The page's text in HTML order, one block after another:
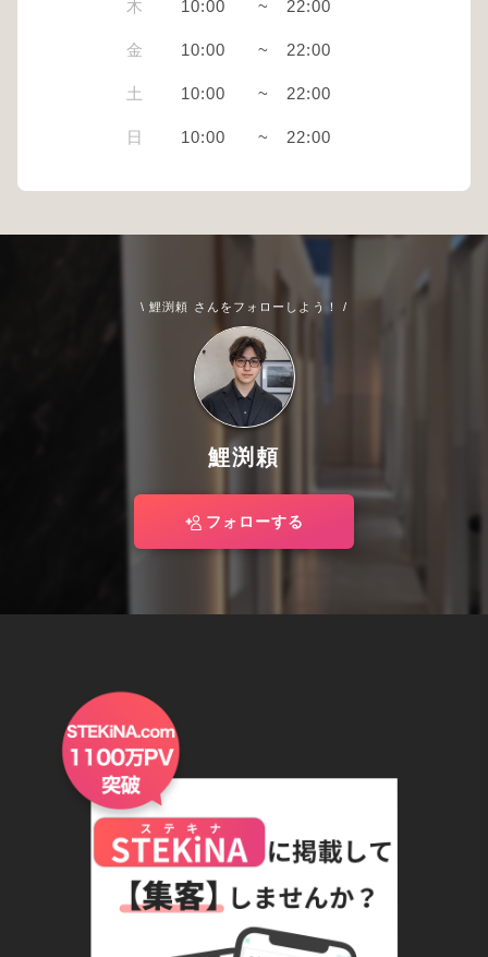
木 10:00 ~ 22:00
金 10:00 ~ 22:00
土 10:00 ~ 22:00
日 10:00 ~ 22:00
\ 鯉渕頼 さんをフォローしよう！ /
鯉渕頼
フォローする